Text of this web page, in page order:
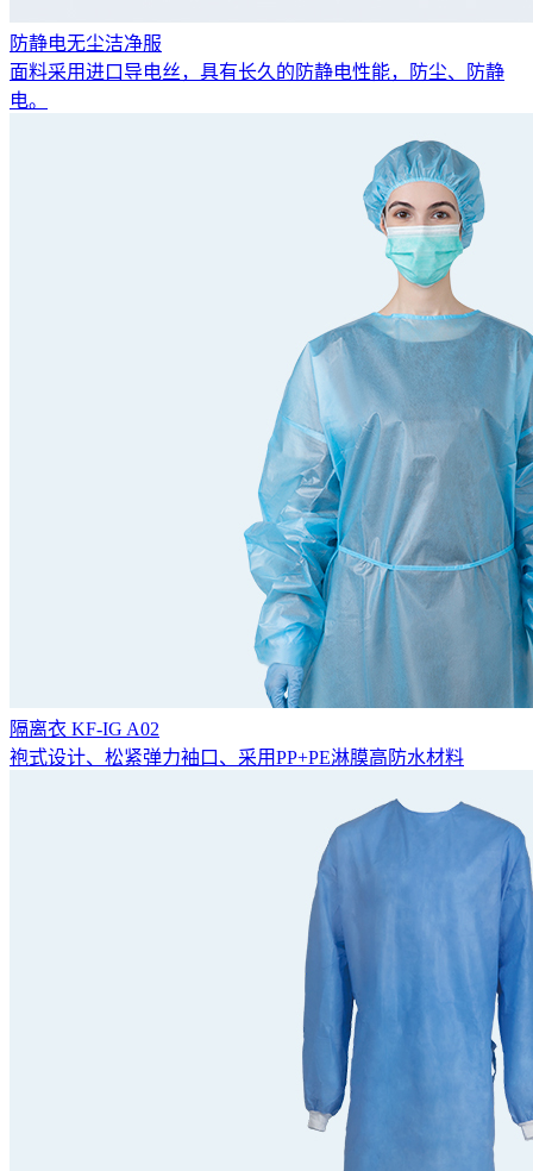
防静电无尘洁净服
面料采用进口导电丝，具有长久的防静电性能，防尘、防静
电。
隔离衣 KF-IG A02
袍式设计、松紧弹力袖口、采用PP+PE淋膜高防水材料